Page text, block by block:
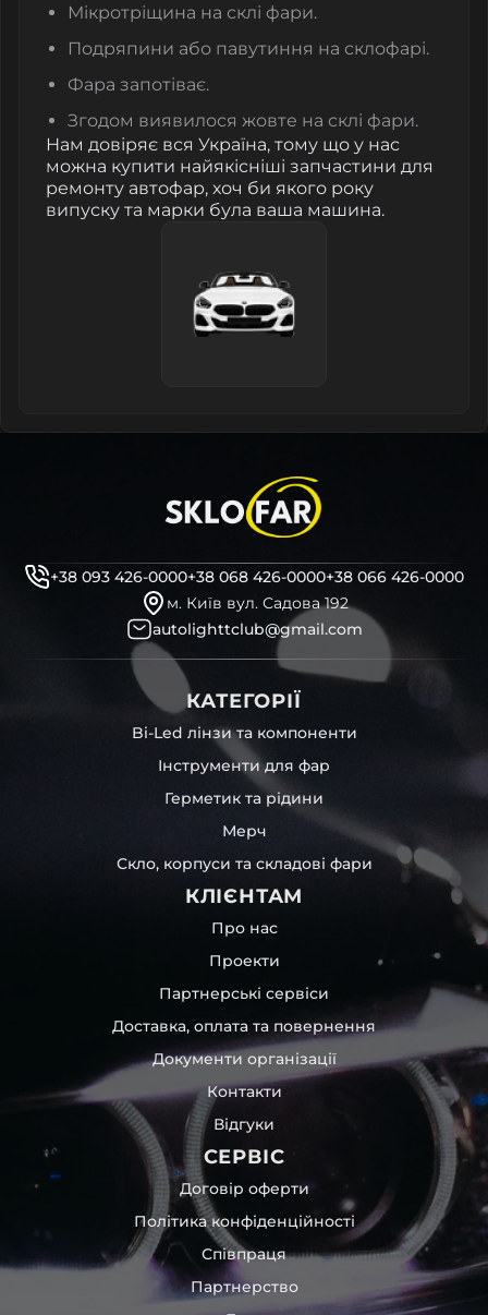
Мікротріщина на склі фари.
Подряпини або павутиння на склофарі.
Фара запотіває.
Згодом виявилося жовте на склі фари.
Нам довіряє вся Україна, тому що у нас
можна купити найякісніші запчастини для
ремонту автофар, хоч би якого року
випуску та марки була ваша машина.
+38 093 426-0000+38 068 426-0000+38 066 426-0000
м. Київ вул. Садова 192
autolighttclub@gmail.com
КАТЕГОРІЇ
Bi-Led лінзи та компоненти
Інструменти для фар
Герметик та рідини
Мерч
Скло, корпуси та складові фари
КЛІЄНТАМ
Про нас
Проекти
Партнерські сервіси
Доставка, оплата та повернення
Документи організації
Контакти
Відгуки
СЕРВІС
Договір оферти
Політика конфіденційності
Співпраця
Партнерство